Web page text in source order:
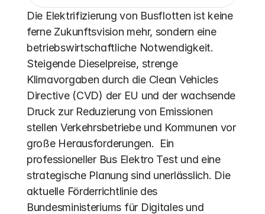
Die Elektrifizierung von Busflotten ist keine
ferne Zukunftsvision mehr, sondern eine
betriebswirtschaftliche Notwendigkeit.
Steigende Dieselpreise, strenge
Klimavorgaben durch die Clean Vehicles
Directive (CVD) der EU und der wachsende
Druck zur Reduzierung von Emissionen
stellen Verkehrsbetriebe und Kommunen vor
große Herausforderungen.  Ein
professioneller Bus Elektro Test und eine
strategische Planung sind unerlässlich. Die
aktuelle Förderrichtlinie des
Bundesministeriums für Digitales und